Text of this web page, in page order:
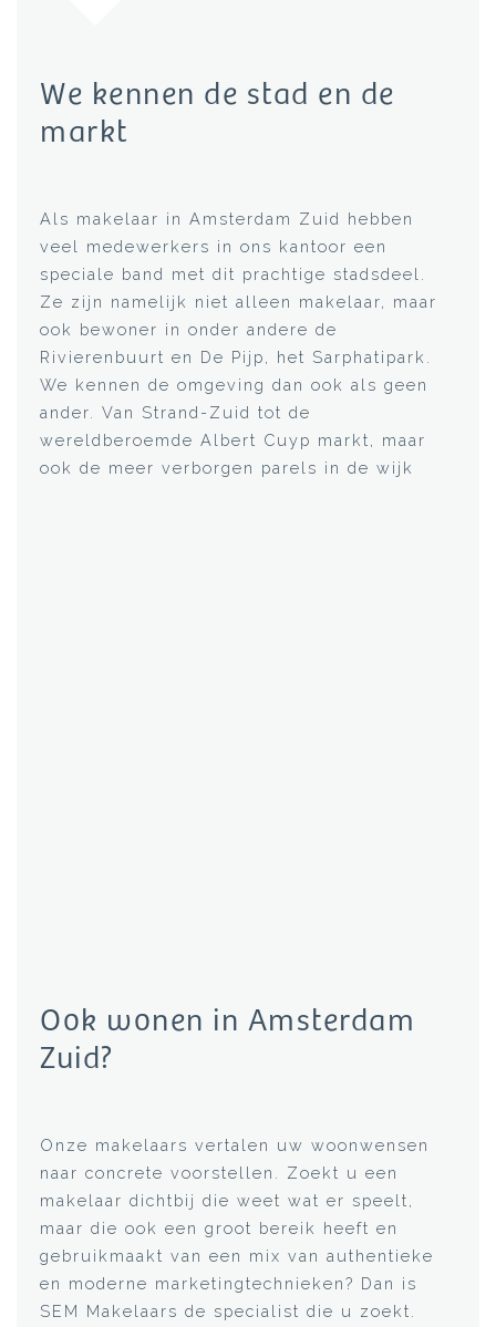
We kennen de stad en de
markt
Als makelaar in Amsterdam Zuid hebben
veel medewerkers in ons kantoor een
speciale band met dit prachtige stadsdeel.
Ze zijn namelijk niet alleen makelaar, maar
ook bewoner in onder andere de
Rivierenbuurt en De Pijp, het Sarphatipark.
We kennen de omgeving dan ook als geen
ander. Van Strand-Zuid tot de
wereldberoemde Albert Cuyp markt, maar
ook de meer verborgen parels in de wijk
Ook wonen in Amsterdam
Zuid?
Onze makelaars vertalen uw woonwensen
naar concrete voorstellen. Zoekt u een
makelaar dichtbij die weet wat er speelt,
maar die ook een groot bereik heeft en
gebruikmaakt van een mix van authentieke
en moderne marketingtechnieken? Dan is
SEM Makelaars de specialist die u zoekt.